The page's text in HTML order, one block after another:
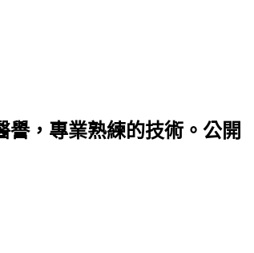
，專業熟練的技術。公開